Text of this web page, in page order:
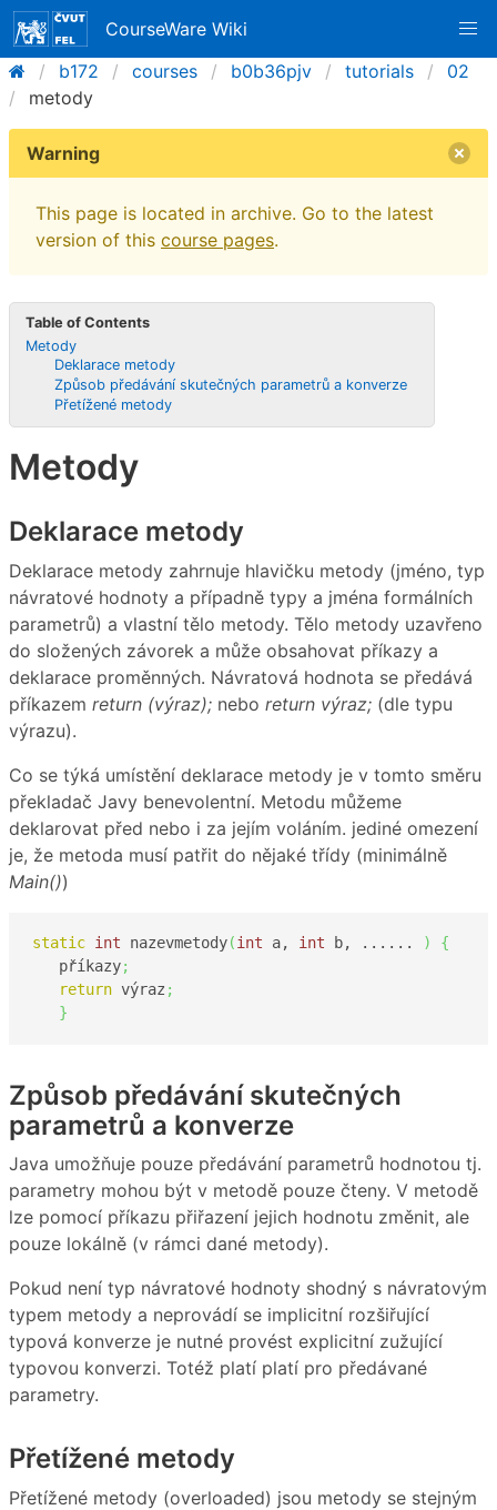
CourseWare Wiki
b172
courses b0b36pjv tutorials
02
metody
Warning
This page is located in archive. Go to the latest
version of this course pages.
Table of Contents
Metody
Deklarace metody
Způsob předávání skutečných parametrů a konverze
Přetížené metody
Metody
Deklarace metody
Deklarace metody zahrnuje hlavičku metody (jméno, typ
návratové hodnoty a případně typy a jména formálních
parametrů) a vlastní tělo metody. Tělo metody uzavřeno
do složených závorek a může obsahovat příkazy a
deklarace proměnných. Návratová hodnota se předává
příkazem return (výraz); nebo return výraz; (dle typu
výrazu).
Co se týká umístění deklarace metody je v tomto směru
překladač Javy benevolentní. Metodu můžeme
deklarovat před nebo i za jejím voláním. jediné omezení
je, že metoda musí patřit do nějaké třídy (minimálně
Main())
static int nazevmetody(int a, int b, ...... )
{
   příkazy
;
return výraz ;
}
Způsob předávání skutečných
parametrů a konverze
Java umožňuje pouze předávání parametrů hodnotou tj.
parametry mohou být v metodě pouze čteny. V metodě
lze pomocí příkazu přiřazení jejich hodnotu změnit, ale
pouze lokálně (v rámci dané metody).
Pokud není typ návratové hodnoty shodný s návratovým
typem metody a neprovádí se implicitní rozšiřující
typová konverze je nutné provést explicitní zužující
typovou konverzi. Totéž platí platí pro předávané
parametry.
Přetížené metody
Přetížené metody (overloaded) jsou metody se stejným